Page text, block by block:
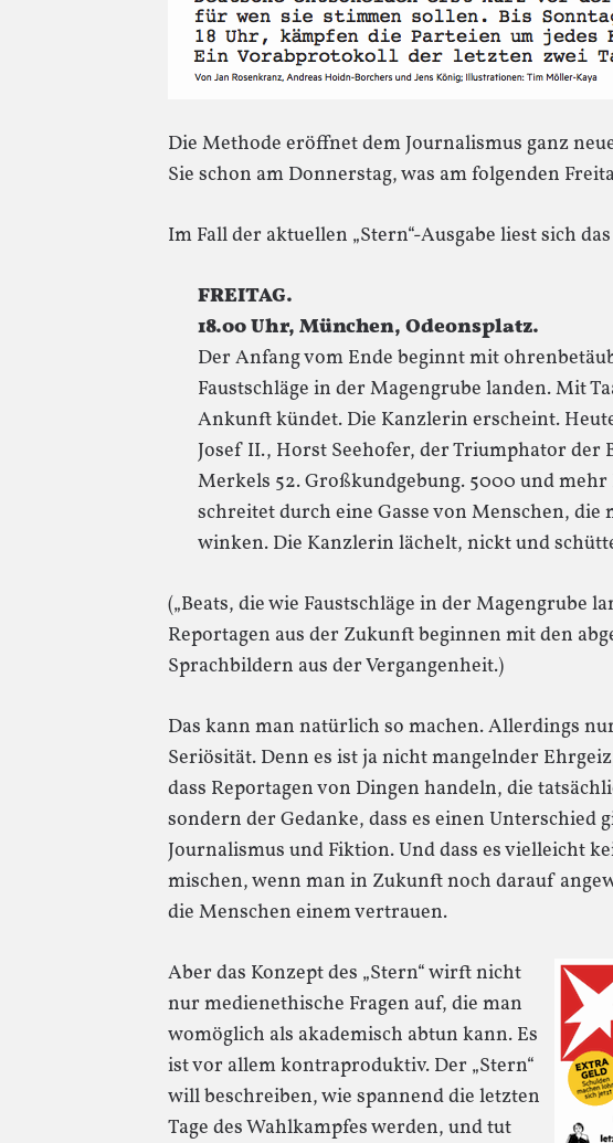
Die Methode eröffnet dem Journalismus ganz
Sie schon am Donnerstag, was am folgenden
Im Fall der aktuellen „Stern“-Ausgabe liest sich das
FREITAG.
18.00 Uhr, München, Odeonsplatz.
Der Anfang vom Ende beginnt mit
Faustschläge in der Magengrube landen. Mit
Ankunft kündet. Die Kanzlerin erscheint.
Josef II., Horst Seehofer, der Triumphator der
Merkels 52. Großkundgebung. 5000 und mehr
schreitet durch eine Gasse von Menschen, die
winken. Die Kanzlerin lächelt, nickt und
(„Beats, die wie Faustschläge in der Magengrube
Reportagen aus der Zukunft beginnen mit den
Sprachbildern aus der Vergangenheit.)
Das kann man natürlich so machen. Allerdings
Seriösität. Denn es ist ja nicht mangelnder
dass Reportagen von Dingen handeln, die
sondern der Gedanke, dass es einen Unterschied
Journalismus und Fiktion. Und dass es vielleicht
mischen, wenn man in Zukunft noch darauf
die Menschen einem vertrauen.
Aber das Konzept des „Stern“ wirft nicht
nur medienethische Fragen auf, die man
womöglich als akademisch abtun kann. Es
ist vor allem kontraproduktiv. Der „Stern“
will beschreiben, wie spannend die letzten
Tage des Wahlkampfes werden, und tut